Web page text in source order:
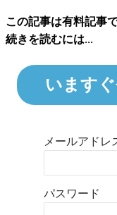
この記事は有料記事で
続きを読むには...
います
メールアドレ
パスワード